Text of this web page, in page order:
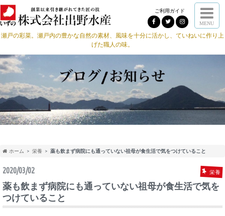
ご利用ガイド
MENU
瀬戸の彩菜。瀬戸内の豊かな自然の素材、風味を十分に活かし、ていねいに作り上
げた職人の味。
ホーム 栄養 薬も飲まず病院にも通っていない祖母が食生活で気をつけていること
2020/03/02 栄養
薬も飲まず病院にも通っていない祖母が食生活で気を
つけていること